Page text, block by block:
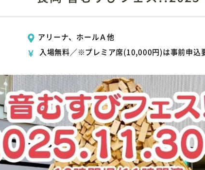
アリーナ、ホールＡ他
入場無料／※プレミア席(10,000円)は事前申込